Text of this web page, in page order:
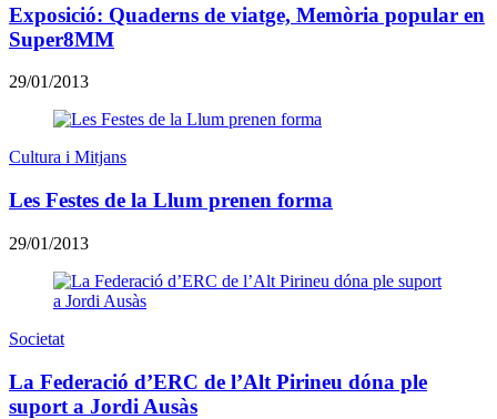
Exposició: Quaderns de viatge, Memòria popular en
Super8MM
29/01/2013
Cultura i Mitjans
Les Festes de la Llum prenen forma
29/01/2013
Societat
La Federació d’ERC de l’Alt Pirineu dóna ple
suport a Jordi Ausàs